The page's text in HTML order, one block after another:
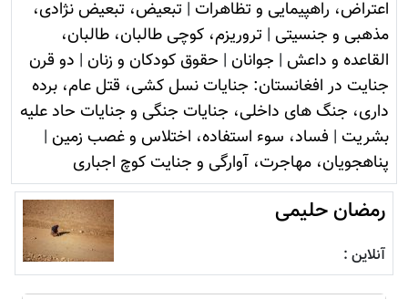
اعتراض، راهپیمایی و تظاهرات | تبعیض، تبعیض نژادی،
مذهبی و جنسیتی | تروريزم، کوچی طالبان، طالبان،
القاعده و داعش | جوانان | حقوق کودکان و زنان | دو قرن
جنایت در افغانستان: جنایات نسل کشی، قتل عام، برده
داری، جنگ های داخلی، جنایات جنگی و جنایات حاد علیه
بشریت | فساد، سوء استفاده، اختلاس و غصب زمين |
پناهجویان، مهاجرت، آوارگی و جنایت کوچ اجباری
رمضان حلیمی
آنلاین :